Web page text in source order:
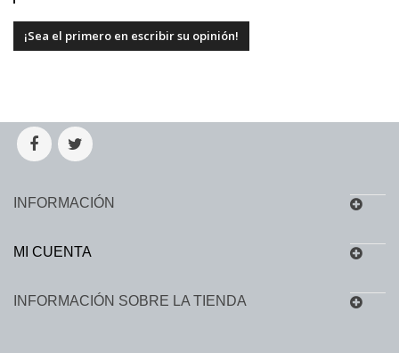
¡Sea el primero en escribir su opinión!
INFORMACIÓN
MI CUENTA
INFORMACIÓN SOBRE LA TIENDA